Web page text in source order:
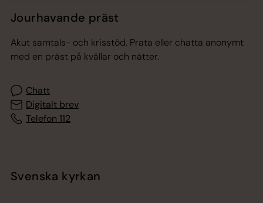
Jourhavande präst
Akut samtals- och krisstöd. Prata eller chatta anonymt
med en präst på kvällar och nätter.
Chatt
Digitalt brev
Telefon 112
Svenska kyrkan